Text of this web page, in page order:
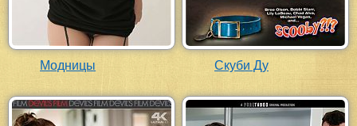
Модницы Скуби Ду